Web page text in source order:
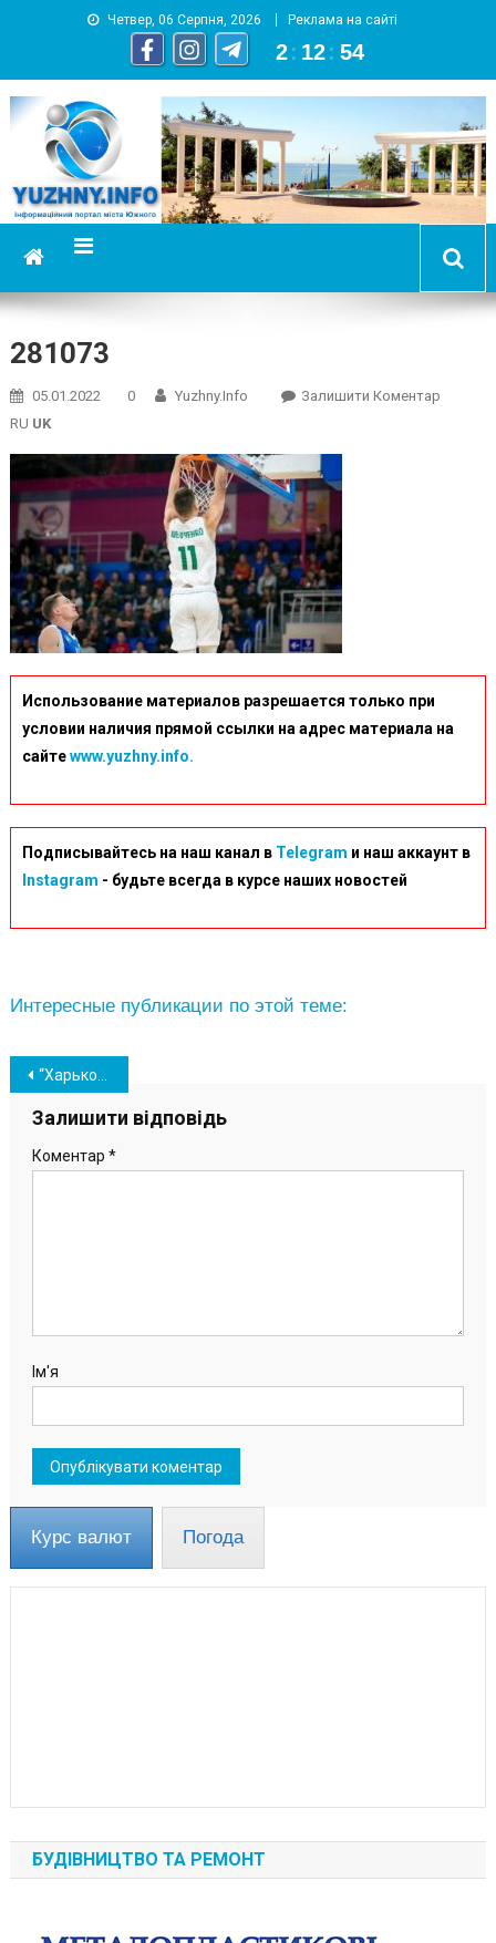
Четвер, 06 Серпня, 2026 Реклама на сайті
2 : 12 : 55
YUZHNY.INFO
информационный портал города Южный
281073
05.01.2022 0 Yuzhny.info Залишити КоментарOn
RU UK
Использование материалов разрешается только при
условии наличия прямой ссылки на адрес материала на
сайтеwww.yuzhny.info.
Подписывайтесь на наш канал в Telegram и наш аккаунт в
Instagram - будьте всегда в курсе наших новостей
Интересные публикации по этой теме:
Навігація
записів
“Харьковские Соколы” в матче Кубка Украины переиграли южненский “Химик”
Залишити відповідь
Коментар *
Ім'я
Курс валют Погода
БУДІВНИЦТВО ТА РЕМОНТ